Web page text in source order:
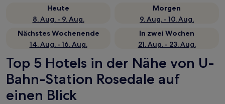
Heute
8. Aug. - 9. Aug.
Morgen
9. Aug. - 10. Aug.
Nächstes Wochenende
14. Aug. - 16. Aug.
In zwei Wochen
21. Aug. - 23. Aug.
Top 5 Hotels in der Nähe von U-
Bahn-Station Rosedale auf
einen Blick